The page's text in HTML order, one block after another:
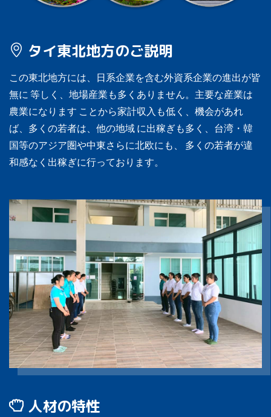
タイ東北地方のご説明
この東北地方には、日系企業を含む外資系企業の進出が皆
無に 等しく、地場産業も多くありません。主要な産業は
農業になります ことから家計収入も低く、機会があれ
ば、多くの若者は、他の地域 に出稼ぎも多く、台湾・韓
国等のアジア圏や中東さらに北欧にも、 多くの若者が違
和感なく出稼ぎに行っております。
人材の特性